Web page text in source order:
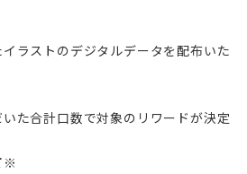
ラストのデジタルデータを配布いた
た合計口数で対象のリワードが決定
※